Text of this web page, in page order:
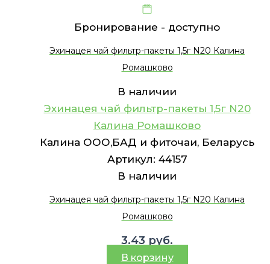
Бронирование - доступно
Эхинацея чай фильтр-пакеты 1,5г N20 Калина
Ромашково
В наличии
Эхинацея чай фильтр-пакеты 1,5г N20
Калина Ромашково
Калина ООО,БАД и фиточаи, Беларусь
Артикул: 44157
В наличии
Эхинацея чай фильтр-пакеты 1,5г N20 Калина
Ромашково
3.43 руб.
В корзину